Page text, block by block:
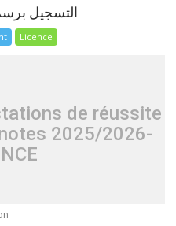
التسجيل برسم
Licence
de réussite
2025/2026-